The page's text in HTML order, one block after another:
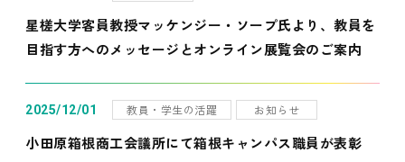
星槎大学客員教授マッケンジー・ソープ氏より、教員を
目指す方へのメッセージとオンライン展覧会のご案内
2025/12/01 教員・学生の活躍 お知らせ
小田原箱根商工会議所にて箱根キャンパス職員が表彰